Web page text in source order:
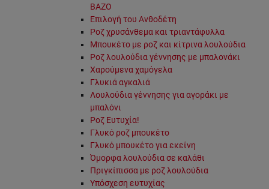
ΒΑΖΟ
Επιλογή του Ανθοδέτη
Ροζ χρυσάνθεμα και τριαντάφυλλα
Μπουκέτο με ροζ και κίτρινα λουλούδια
Ροζ λουλούδια γέννησης με μπαλονάκι
Χαρούμενα χαμόγελα
Γλυκιά αγκαλιά
Λουλούδια γέννησης για αγοράκι με
μπαλόνι
Ροζ Ευτυχία!
Γλυκό ροζ μπουκέτο
Γλυκό μπουκέτο για εκείνη
Όμορφα λουλούδια σε καλάθι
Πριγκίπισσα με ροζ λουλούδια
Υπόσχεση ευτυχίας